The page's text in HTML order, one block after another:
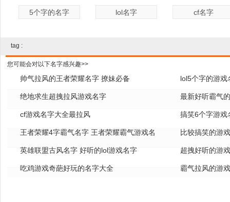
5个字的名字 lol名字 cf名字
tag :
您可能会对以下名字感兴趣>>
帅气拉风的王者荣耀名字 撩妹必备 lol5个字的游
全
绝地求生超拽拉风游戏名字 最新好听霸气
cf游戏名字大全最拉风 搞笑6个字游戏
王者荣耀4字霸气名字 王者荣耀霸气游戏名
字
比较搞笑的游
英雄联盟古风名字 好听的lol游戏名字 超拽好听的游
吃鸡游戏奇葩好玩的名字大全 霸气拉风的游